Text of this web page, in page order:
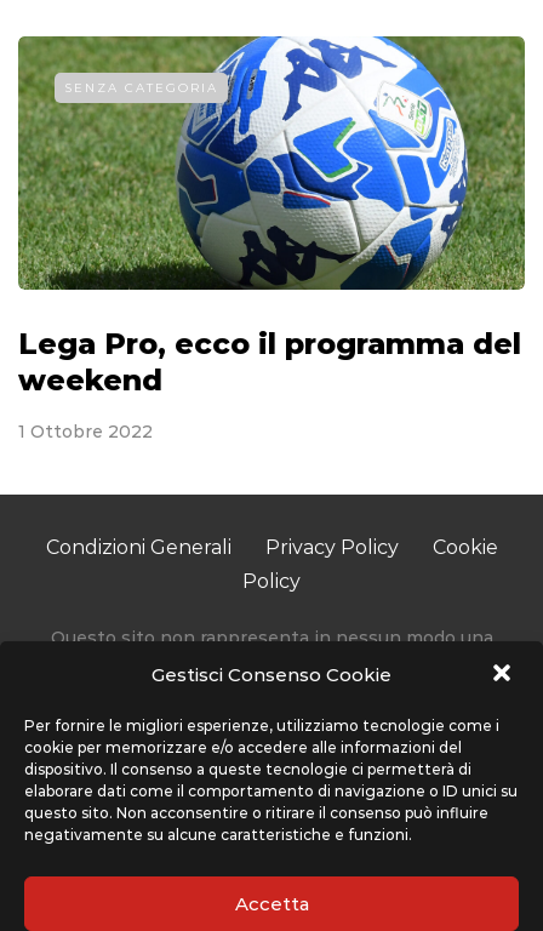
Gestisci Consenso Cookie
Per fornire le migliori esperienze, utilizziamo tecnologie come i
cookie per memorizzare e/o accedere alle informazioni del
dispositivo. Il consenso a queste tecnologie ci permetterà di
elaborare dati come il comportamento di navigazione o ID unici su
questo sito. Non acconsentire o ritirare il consenso può influire
negativamente su alcune caratteristiche e funzioni.
Accetta
SENZA CATEGORIA
Lega Pro, ecco il programma del
weekend
1 Ottobre 2022
Condizioni Generali Privacy Policy
Cookie
Policy
Questo sito non rappresenta in nessun modo una
testata giornalistica in quanto viene aggiornato senza
Accedendo, usando o navigando sul nostro sito stai
accettando l’utilizzo di determinati cookie per migliorare
la tua esperienza. Sport Network non utilizza cookie che
interferiscono con la tua privacy, ma solo quelli che
migliorano l’uso del nostro sito, ti preghiamo di far
Policy per maggiori informazioni su come usiamo i cookie